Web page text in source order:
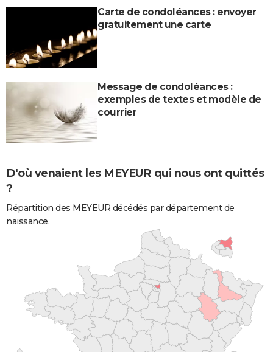
Carte de condoléances : envoyer
gratuitement une carte
Message de condoléances :
exemples de textes et modèle de
courrier
D'où venaient les MEYEUR qui nous ont quittés
?
Répartition des MEYEUR décédés par département de
naissance.